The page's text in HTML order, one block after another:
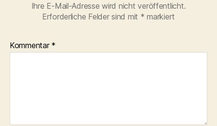
Ihre E-Mail-Adresse wird nicht veröffentlicht.
Erforderliche Felder sind mit * markiert
Kommentar *